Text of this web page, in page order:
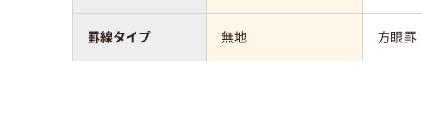
無地 方眼罫
罫線タイプ